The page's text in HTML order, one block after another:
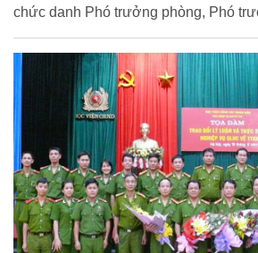
chức danh Phó trưởng phòng, Phó
tương đương khối Cảnh sát trong lực
năm 2016.